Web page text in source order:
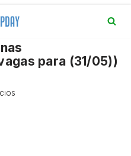
para (31/05))